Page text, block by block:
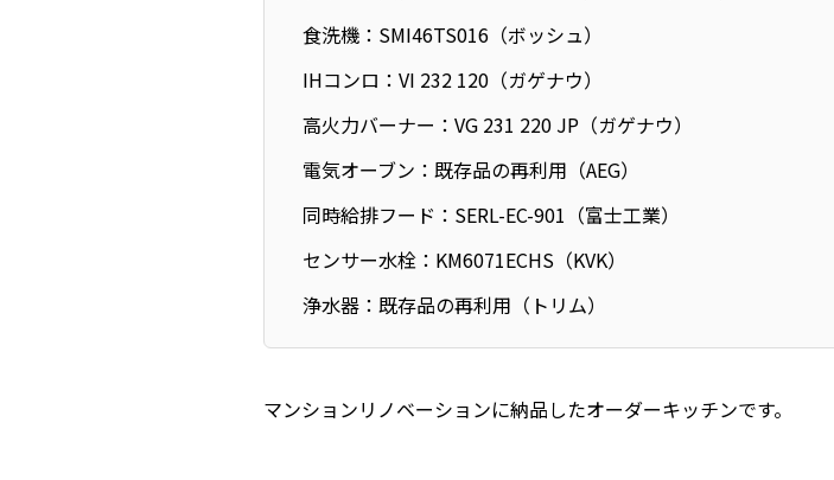
食洗機：SMI46TS016（ボッシュ）
IHコンロ：VI 232 120（ガゲナウ）
高火力バーナー：VG 231 220 JP（ガゲナウ）
電気オーブン：既存品の再利用（AEG）
同時給排フード：SERL-EC-901（富士工業）
センサー水栓：KM6071ECHS（KVK）
浄水器：既存品の再利用（トリム）
マンションリノベーションに納品したオーダーキッチンです。